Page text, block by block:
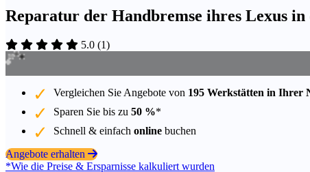
Reparatur der Handbremse ihres Lexus
5.0 (1)
Vergleichen Sie Angebote von 195 Werkstätten in Ihrer
Sparen Sie bis zu 50 %*
Schnell & einfach online buchen
Angebote erhalten
*Wie die Preise & Ersparnisse kalkuliert wurden